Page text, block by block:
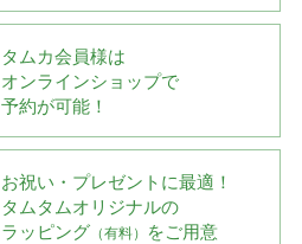
タムカ会員様は
オンラインショップで
予約が可能！
お祝い・プレゼントに最適！
タムタムオリジナルの
ラッピング （有料） をご用意